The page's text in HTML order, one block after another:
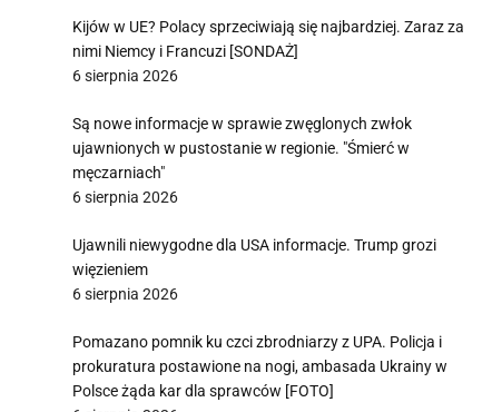
Kijów w UE? Polacy sprzeciwiają się najbardziej. Zaraz za
nimi Niemcy i Francuzi [SONDAŻ]
6 sierpnia 2026
Są nowe informacje w sprawie zwęglonych zwłok
ujawnionych w pustostanie w regionie. "Śmierć w
męczarniach"
6 sierpnia 2026
Ujawnili niewygodne dla USA informacje. Trump grozi
więzieniem
6 sierpnia 2026
Pomazano pomnik ku czci zbrodniarzy z UPA. Policja i
prokuratura postawione na nogi, ambasada Ukrainy w
Polsce żąda kar dla sprawców [FOTO]